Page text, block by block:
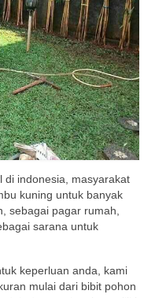
di indonesia, masyarakat
kuning untuk banyak
sebagai pagar rumah,
sarana untuk
keperluan anda, kami
mulai dari bibit pohon